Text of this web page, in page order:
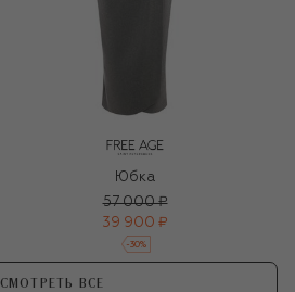
Юбка
57 000 ₽
39 900 ₽
-30%
СМОТРЕТЬ ВСЕ